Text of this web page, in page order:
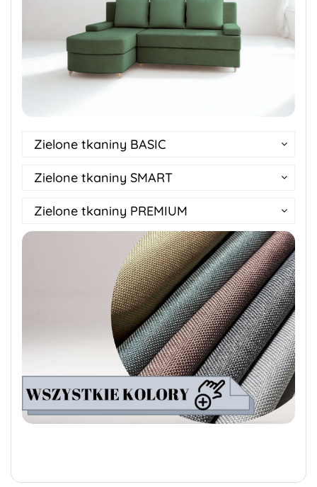
Zielone tkaniny BASIC
Zielone tkaniny SMART
Zielone tkaniny PREMIUM